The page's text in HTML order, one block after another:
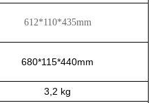
612*110*435mm
680*115*440mm
3,2 kg